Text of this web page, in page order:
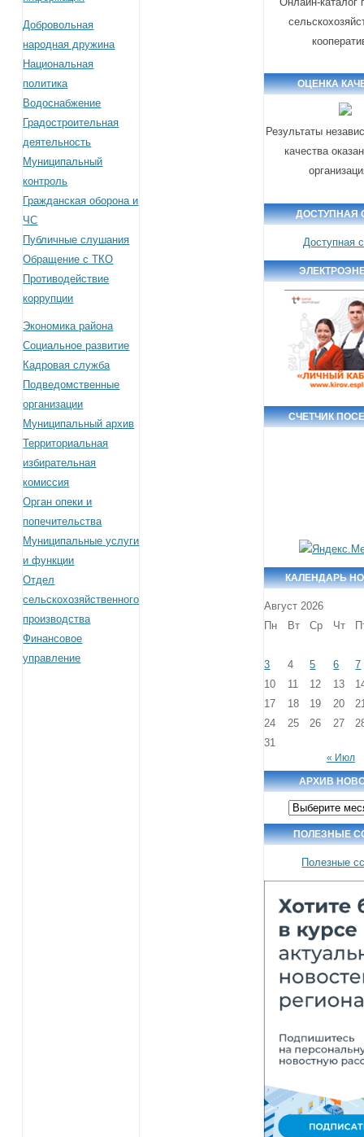
Добровольная
народная дружина
Национальная
политика
Водоснабжение
Градостроительная
деятельность
Муниципальный
контроль
Гражданская оборона и
ЧС
Публичные слушания
Обращение с ТКО
Противодействие
коррупции
Экономика района
Социальное развитие
Кадровая служба
Подведомственные
организации
Муниципальный архив
Территориальная
избирательная
комиссия
Орган опеки и
попечительства
Муниципальные услуги
и функции
Отдел
сельскохозяйственного
производства
Финансовое
управление
ОЦЕНКА
Результаты
качества
ДОСТУПНАЯ
Доступная
СЧЕТЧИК
КАЛЕНДАРЬ
Август 2026
Пн
Вт Ср Чт
3 4 5 6
7
10
11 12 13
17
18 19 20
24
25 26 27
31
« Июл
АРХИВ
Архив
новостей
ПОЛЕЗНЫЕ
Полезные